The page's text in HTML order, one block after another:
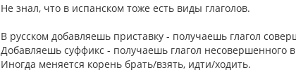
Не знал, что в испанском тоже есть виды глаголов.
В русском добавляешь приставку - получаешь глагол
Добавляешь суффикс - получаешь глагол несовершенного
Иногда меняется корень брать/взять, идти/ходить.